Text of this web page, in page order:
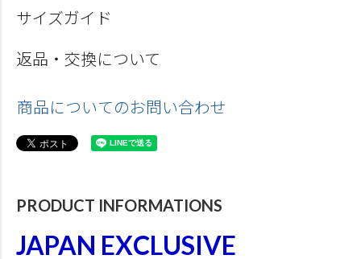
サイズガイド
返品・交換について
商品についてのお問い合わせ
PRODUCT INFORMATIONS
JAPAN EXCLUSIVE